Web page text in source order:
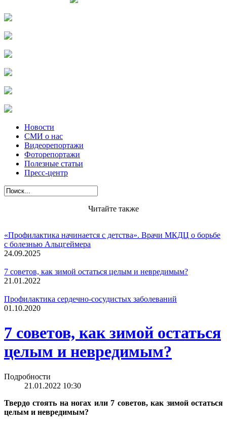
Новости
СМИ о нас
Видеорепортажи
Фоторепортажи
Полезные статьи
Пресс-центр
Читайте также
«Профилактика начинается с детства». Врачи МКДЦ о борьбе
с болезнью Альцгеймера
24.09.2025
7 советов, как зимой остаться целым и невредимым?
21.01.2022
Профилактика сердечно-сосудистых заболеваний
01.10.2020
7 советов, как зимой остаться
целым и невредимым?
Подробности
21.01.2022 10:30
Твердо стоять на ногах или 7 советов, как зимой остаться
целым и невредимым?